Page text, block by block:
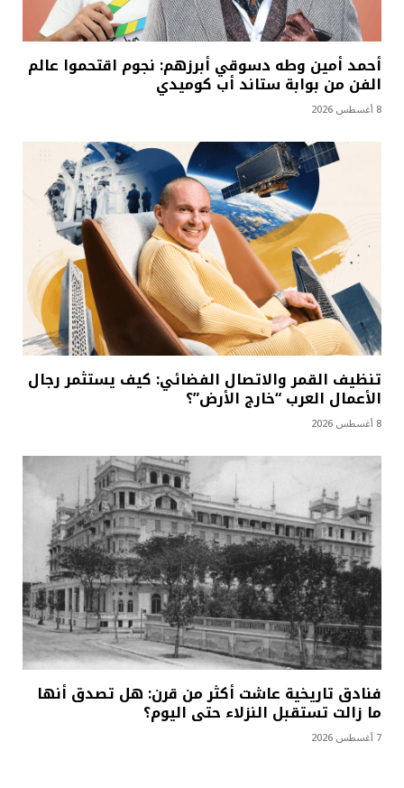
أحمد أمين وطه دسوقي أبرزهم: نجوم اقتحموا عالم
الفن من بوابة ستاند أب كوميدي
8 أغسطس 2026
تنظيف القمر والاتصال الفضائي: كيف يستثمر رجال
الأعمال العرب “خارج الأرض”؟
8 أغسطس 2026
فنادق تاريخية عاشت أكثر من قرن: هل تصدق أنها
ما زالت تستقبل النزلاء حتى اليوم؟
7 أغسطس 2026